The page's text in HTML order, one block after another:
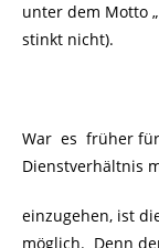
unter dem Motto
stinkt nicht).
War es früher für
Dienstverhältnis
einzugehen, ist
möglich. Denn